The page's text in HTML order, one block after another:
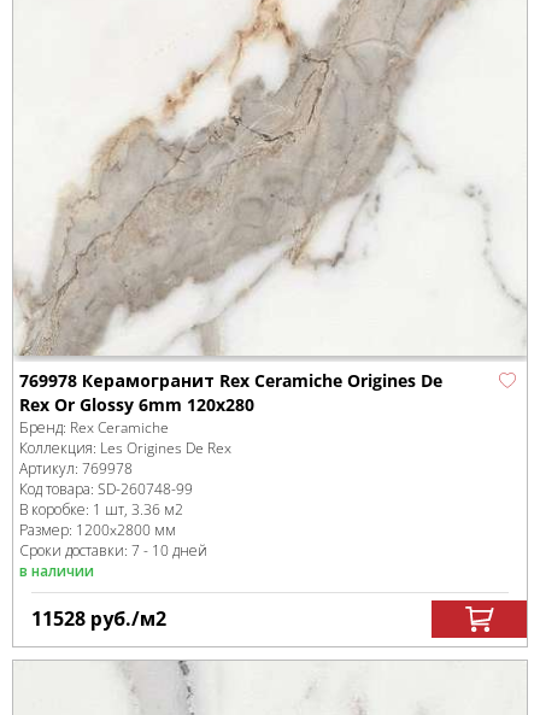
769978 Керамогранит Rex Ceramiche Origines De
Rex Or Glossy 6mm 120x280
Бренд: Rex Ceramiche
Коллекция: Les Origines De Rex
Артикул: 769978
Код товара: SD-260748-99
В коробке: 1 шт, 3.36 м2
Размер: 1200x2800 мм
Сроки доставки: 7 - 10 дней
в наличии
11528 руб./м2